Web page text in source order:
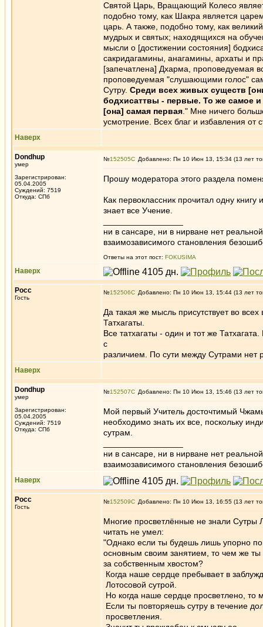
Святой Царь, Вращающий Колесо
подобно тому, как Шакра является
царь. А также, подобно тому, как
мудрых и святых; находящихся на
мысли о [достижении состояния]
сакридагамины, анагамины, архаты и
[запечатлена] Дхарма, проповедуемая
проповедуемая "слушающими голос"
Сутру. Среди всех живых существ
бодхисаттвы - первые. То же самое
[она] самая первая ." Мне ничего
усмотрение. Всех благ и избавления от
Наверх
Dondhup
умер
Зарегистрирован:
05.04.2005
Суждений: 7519
Откуда: СПб
№152505 Добавлено: Пн 10 Июн 13, 15:34 (13 лет
Прошу модератора этого раздела
Как первоклассник прочитал одну
знает все Учение.
ни в сансаре, ни в нирване нет
взаимозависимого становления
Ответы на этот пост: FOKUSIMA
Наверх
Росс
Гость
№152506 Добавлено: Пн 10 Июн 13, 15:44 (13 лет
Да такая же мысль присутствует во
Татхагаты.
Все татхагаты - один и тот же
с
различием. По сути между Сутрами
Наверх
Dondhup
умер
Зарегистрирован:
05.04.2005
Суждений: 7519
Откуда: СПб
№152507 Добавлено: Пн 10 Июн 13, 15:46 (13 лет
Мой первый Учитель досточтимый
необходимо знать их все, поскольку
сутрам.
ни в сансаре, ни в нирване нет
взаимозависимого становления
Наверх
Росс
Гость
№152509 Добавлено: Пн 10 Июн 13, 16:55 (13 лет
Многие просветлённые не знали Сутры
читать не умел:
"Однако если ты будешь лишь упорно
основным своим занятием, то чем же ты
за собственным хвостом?
Когда наше сердце пребывает в
Лотосовой сутрой.
Но когда наше сердце просветлено,
Если ты повторяешь сутру в течение
просветления.